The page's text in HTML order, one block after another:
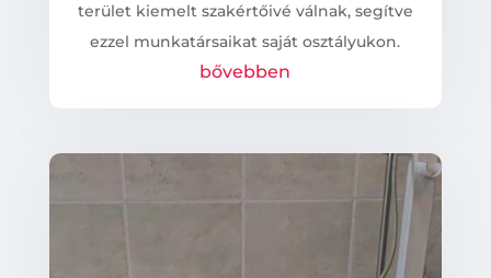
terület kiemelt szakértőivé válnak, segítve
ezzel munkatársaikat saját osztályukon.
bővebben